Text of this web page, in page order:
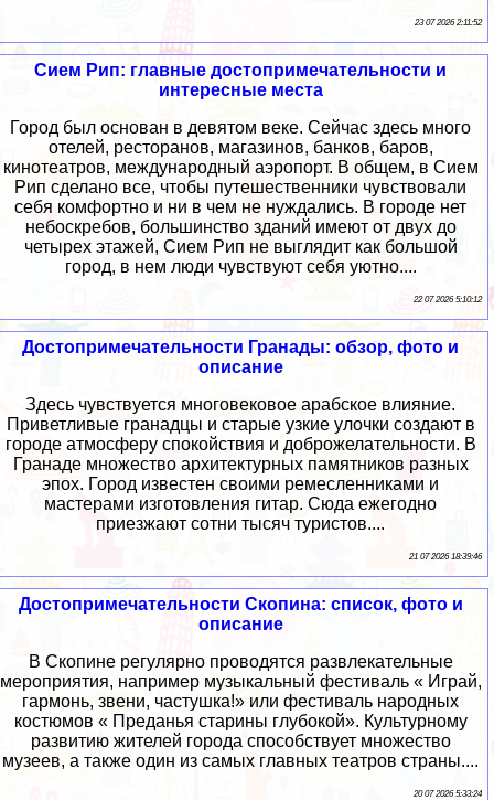
23 07 2026 2:11:52
Сием Рип: главные достопримечательности и
интересные места
Город был основан в девятом веке. Сейчас здесь много
отелей, ресторанов, магазинов, банков, баров,
кинотеатров, международный аэропорт. В общем, в Сием
Рип сделано все, чтобы путешественники чувствовали
себя комфортно и ни в чем не нуждались. В городе нет
небоскребов, большинство зданий имеют от двух до
четырех этажей, Сием Рип не выглядит как большой
город, в нем люди чувствуют себя уютно....
22 07 2026 5:10:12
Достопримечательности Гранады: обзор, фото и
описание
Здесь чувствуется многовековое арабское влияние.
Приветливые гранадцы и старые узкие улочки создают в
городе атмосферу спокойствия и доброжелательности. В
Гранаде множество архитектурных памятников разных
эпох. Город известен своими ремесленниками и
мастерами изготовления гитар. Сюда ежегодно
приезжают сотни тысяч туристов....
21 07 2026 18:39:46
Достопримечательности Скопина: список, фото и
описание
В Скопине регулярно проводятся развлекательные
мероприятия, например музыкальный фестиваль « Играй,
гармонь, звени, частушка!» или фестиваль народных
костюмов « Преданья старины глубокой». Культурному
развитию жителей города способствует множество
музеев, а также один из самых главных театров страны....
20 07 2026 5:33:24